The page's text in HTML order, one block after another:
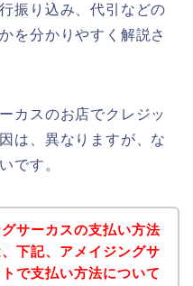
振り込み、代引などの
を分かりやすく解説さ
カスのお店でクレジッ
は、異なりますが、な
です。
サーカスの支払い方法
下記、アメイジングサ
で支払い方法について